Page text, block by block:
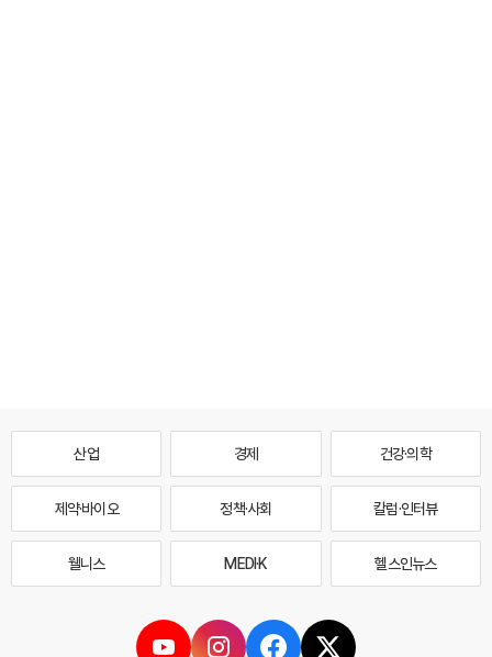
산업 경제 건강·의학
제약·바이오 정책·사회 칼럼·인터뷰
웰니스 MEDI·K 헬스인뉴스